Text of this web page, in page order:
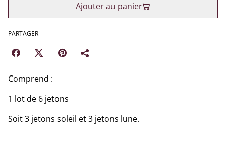
Ajouter au panier
PARTAGER
Comprend :
1 lot de 6 jetons
Soit 3 jetons soleil et 3 jetons lune.